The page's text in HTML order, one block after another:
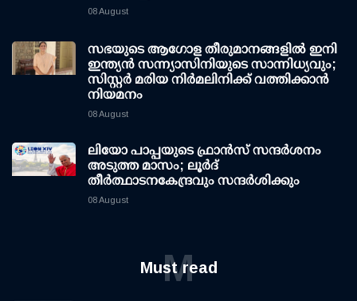
08 August
സഭയുടെ ആഗോള തീരുമാനങ്ങളിൽ ഇനി
ഇന്ത്യൻ സന്ന്യാസിനിയുടെ സാന്നിധ്യവും;
സിസ്റ്റർ മരിയ നിർമലിനിക്ക് വത്തിക്കാൻ
നിയമനം
08 August
ലിയോ പാപ്പയുടെ ഫ്രാൻസ് സന്ദർശനം
അടുത്ത മാസം; ലൂർദ്
തീർത്ഥാടനകേന്ദ്രവും സന്ദർശിക്കും
08 August
Must read
M